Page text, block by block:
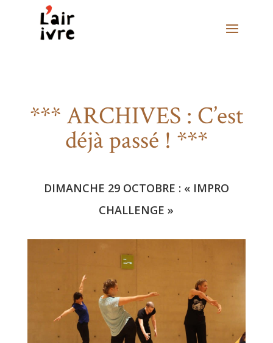
*** ARCHIVES : C’est
déjà passé ! ***
DIMANCHE 29 OCTOBRE : « IMPRO
CHALLENGE »